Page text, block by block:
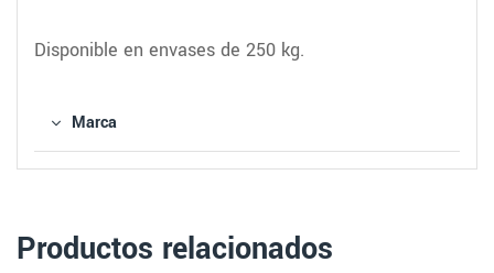
Disponible en envases de 250 kg.
Marca
Productos relacionados